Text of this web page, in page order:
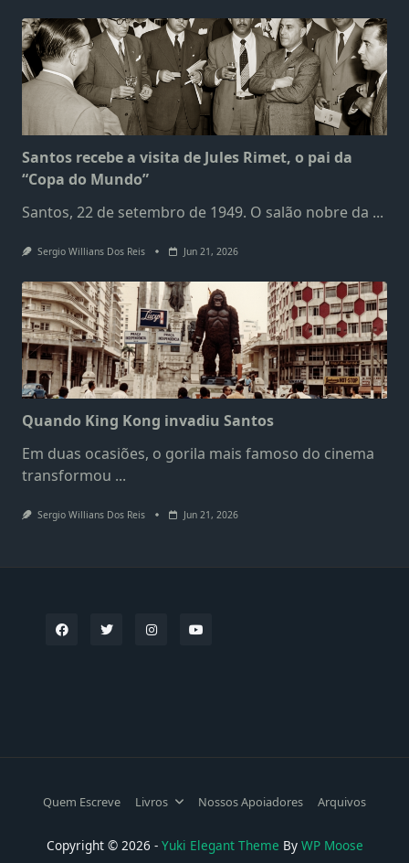
Santos recebe a visita de Jules Rimet, o pai da
“Copa do Mundo”
Santos, 22 de setembro de 1949. O salão nobre da ...
Sergio Willians Dos Reis Jun 21, 2026
Quando King Kong invadiu Santos
Em duas ocasiões, o gorila mais famoso do cinema
transformou ...
Sergio Willians Dos Reis Jun 21, 2026
Quem Escreve Livros Nossos Apoiadores Arquivos
Copyright © 2026 - Yuki Elegant Theme By WP Moose